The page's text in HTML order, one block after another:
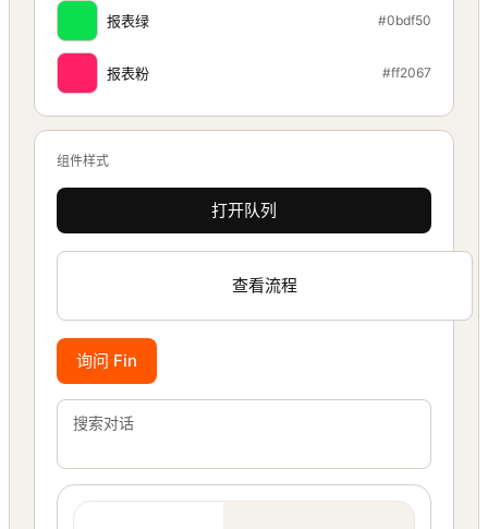
报表绿 #0bdf50
报表粉 #ff2067
组件样式
打开队列
查看流程
询问 Fin
搜索对话